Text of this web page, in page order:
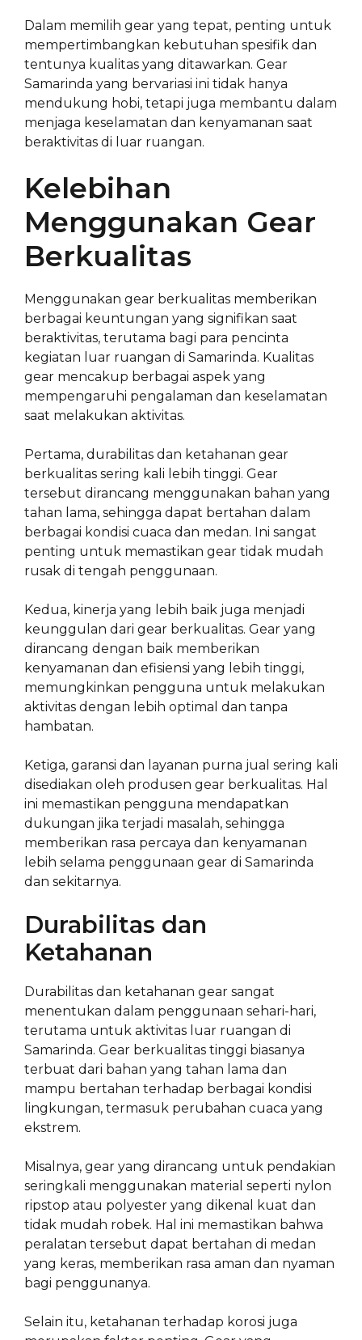
Dalam memilih gear yang tepat, penting untuk
mempertimbangkan kebutuhan spesifik dan
tentunya kualitas yang ditawarkan. Gear
Samarinda yang bervariasi ini tidak hanya
mendukung hobi, tetapi juga membantu dalam
menjaga keselamatan dan kenyamanan saat
beraktivitas di luar ruangan.
Kelebihan
Menggunakan Gear
Berkualitas
Menggunakan gear berkualitas memberikan
berbagai keuntungan yang signifikan saat
beraktivitas, terutama bagi para pencinta
kegiatan luar ruangan di Samarinda. Kualitas
gear mencakup berbagai aspek yang
mempengaruhi pengalaman dan keselamatan
saat melakukan aktivitas.
Pertama, durabilitas dan ketahanan gear
berkualitas sering kali lebih tinggi. Gear
tersebut dirancang menggunakan bahan yang
tahan lama, sehingga dapat bertahan dalam
berbagai kondisi cuaca dan medan. Ini sangat
penting untuk memastikan gear tidak mudah
rusak di tengah penggunaan.
Kedua, kinerja yang lebih baik juga menjadi
keunggulan dari gear berkualitas. Gear yang
dirancang dengan baik memberikan
kenyamanan dan efisiensi yang lebih tinggi,
memungkinkan pengguna untuk melakukan
aktivitas dengan lebih optimal dan tanpa
hambatan.
Ketiga, garansi dan layanan purna jual sering kali
disediakan oleh produsen gear berkualitas. Hal
ini memastikan pengguna mendapatkan
dukungan jika terjadi masalah, sehingga
memberikan rasa percaya dan kenyamanan
lebih selama penggunaan gear di Samarinda
dan sekitarnya.
Durabilitas dan
Ketahanan
Durabilitas dan ketahanan gear sangat
menentukan dalam penggunaan sehari-hari,
terutama untuk aktivitas luar ruangan di
Samarinda. Gear berkualitas tinggi biasanya
terbuat dari bahan yang tahan lama dan
mampu bertahan terhadap berbagai kondisi
lingkungan, termasuk perubahan cuaca yang
ekstrem.
Misalnya, gear yang dirancang untuk pendakian
seringkali menggunakan material seperti nylon
ripstop atau polyester yang dikenal kuat dan
tidak mudah robek. Hal ini memastikan bahwa
peralatan tersebut dapat bertahan di medan
yang keras, memberikan rasa aman dan nyaman
bagi penggunanya.
Selain itu, ketahanan terhadap korosi juga